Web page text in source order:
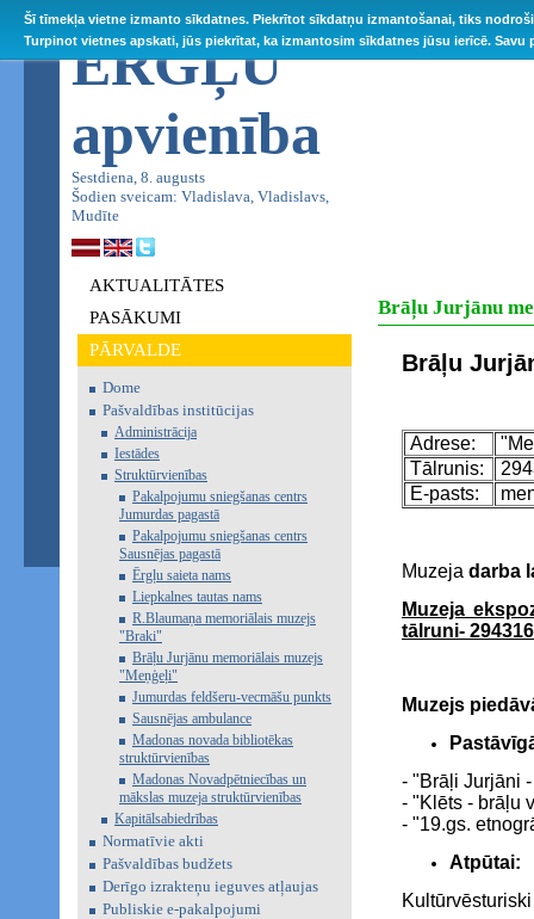
Šī tīmekļa vietne izmanto sīkdatnes. Piekrītot sīkdatņu izmantošanai, tiks
Turpinot vietnes apskati, jūs piekrītat, ka izmantosim sīkdatnes jūsu ierīcē.
ĒRGĻU
apvienība
Sestdiena, 8. augusts
Šodien sveicam: Vladislava, Vladislavs,
Mudīte
AKTUALITĀTES
PASĀKUMI
PĀRVALDE
Dome
Pašvaldības institūcijas
Administrācija
Iestādes
Struktūrvienības
Pakalpojumu sniegšanas centrs
Jumurdas pagastā
Pakalpojumu sniegšanas centrs
Sausnējas pagastā
Ērgļu saieta nams
Liepkalnes tautas nams
R.Blaumaņa memoriālais muzejs
"Braki"
Brāļu Jurjānu memoriālais muzejs
"Meņģeļi"
Jumurdas feldšeru-vecmāšu punkts
Sausnējas ambulance
Madonas novada bibliotēkas
struktūrvienības
Madonas Novadpētniecības un
mākslas muzeja struktūrvienības
Kapitālsabiedrības
Normatīvie akti
Pašvaldības budžets
Derīgo izrakteņu ieguves atļaujas
Publiskie e-pakalpojumi
Brāļu Jurjānu
Brāļu
Adrese:
Tālrunis:
E-pasts:
Muzeja darba
Muzeja
tālruni-
Muzejs
- "Brāļi Jurjāni
- "Klēts - brāļu
- "19.gs.
Atpūtai: